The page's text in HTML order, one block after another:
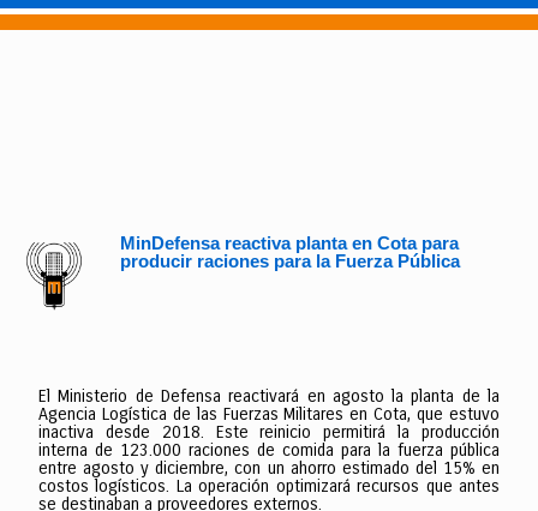
MinDefensa reactiva planta en Cota para
producir raciones para la Fuerza Pública
El Ministerio de Defensa reactivará en agosto la planta de la
Agencia Logística de las Fuerzas Militares en Cota, que estuvo
inactiva desde 2018. Este reinicio permitirá la producción
interna de 123.000 raciones de comida para la fuerza pública
entre agosto y diciembre, con un ahorro estimado del 15% en
costos logísticos. La operación optimizará recursos que antes
se destinaban a proveedores externos.